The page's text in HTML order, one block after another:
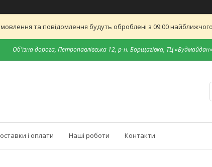
та повідомлення будуть оброблені з 09:00
Об'їзна дорога, Петропавлівська 12, р-н. Борщагівка, ТЦ «Будмайдан»
і оплати Наші роботи Контакти